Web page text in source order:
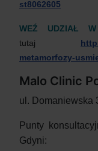
st8062605
WEŹ UDZIAŁ W
tutaj
metamorfozy-
Malo Clinic
ul. Domaniewska
Punty
Gdyni: